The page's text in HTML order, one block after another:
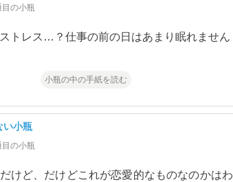
の小瓶
トレス…？仕事の前の日はあまり眠れません
小瓶の中の手紙を読む
い小瓶
の小瓶
けど、だけどこれが恋愛的なものなのかはわ